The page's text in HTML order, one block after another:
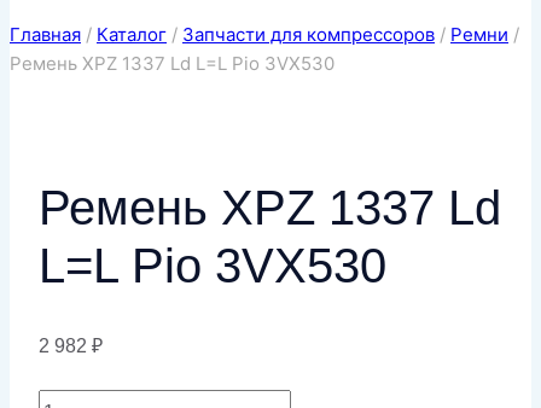
Главная / Каталог / Запчасти для компрессоров / Ремни /
Ремень XPZ 1337 Ld L=L Pio 3VX530
Ремень XPZ 1337 Ld
L=L Pio 3VX530
2 982 ₽